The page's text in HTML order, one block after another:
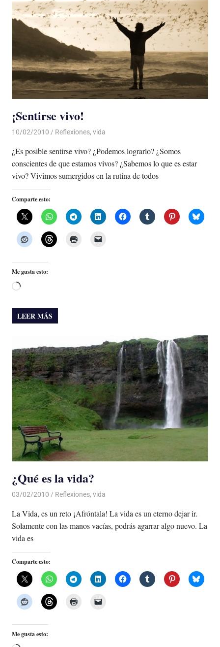
¡Sentirse vivo!
10/02/2010 De todo un Poco
Reflexiones, vida
¿Es posible sentirse vivo? ¿Podemos lograrlo? ¿Somos
conscientes de que estamos vivos? ¿Sabemos lo que es estar
vivo? Vivimos sumergidos en la rutina de todos
Comparte esto:
Me gusta esto:
Cargando...
LEER MÁS
¿Qué es la vida?
03/02/2010 De todo un Poco
Reflexiones, vida
La Vida, es un reto ¡Afróntala! La vida es un eterno dejar ir.
Solamente con las manos vacías, podrás agarrar algo nuevo. La
vida es
Comparte esto:
Me gusta esto: